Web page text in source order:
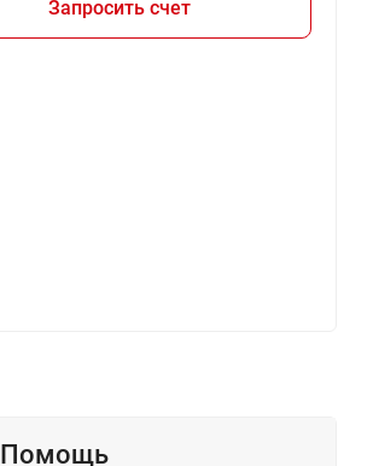
Запросить счет
Помощь